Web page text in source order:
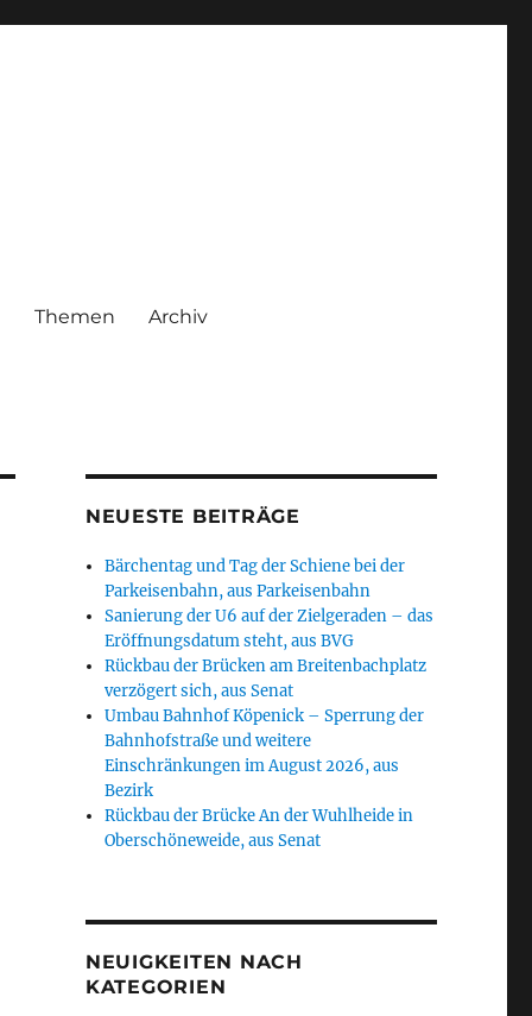
Themen Archiv
NEUESTE BEITRÄGE
Bärchentag und Tag der Schiene bei der
Parkeisenbahn, aus Parkeisenbahn
Sanierung der U6 auf der Zielgeraden – das
Eröffnungsdatum steht, aus BVG
Rückbau der Brücken am Breitenbachplatz
verzögert sich, aus Senat
Umbau Bahnhof Köpenick – Sperrung der
Bahnhofstraße und weitere
Einschränkungen im August 2026, aus
Bezirk
Rückbau der Brücke An der Wuhlheide in
Oberschöneweide, aus Senat
NEUIGKEITEN NACH
KATEGORIEN